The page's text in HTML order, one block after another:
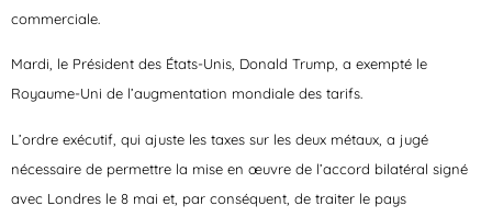
commerciale.
Mardi, le Président des États-Unis, Donald Trump, a exempté le
Royaume-Uni de l’augmentation mondiale des tarifs.
L’ordre exécutif, qui ajuste les taxes sur les deux métaux, a jugé
nécessaire de permettre la mise en œuvre de l’accord bilatéral signé
avec Londres le 8 mai et, par conséquent, de traiter le pays